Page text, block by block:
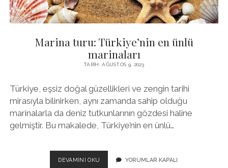
Marina turu: Türkiye’nin en ünlü
marinaları
TARIH: AĞUSTOS 9, 2023
Türkiye, eşsiz doğal güzellikleri ve zengin tarihi
mirasıyla bilinirken, aynı zamanda sahip olduğu
marinalarla da deniz tutkunlarının gözdesi haline
gelmiştir. Bu makalede, Türkiye’nin en ünlü…
DEVAMINI OKU MARINA YORUMLAR KAPALI